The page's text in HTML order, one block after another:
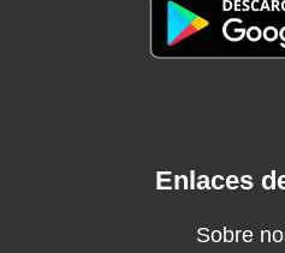
Enlaces
Sobre